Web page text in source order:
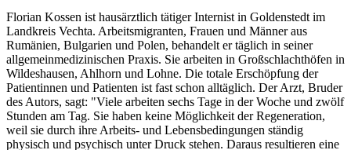
Florian Kossen ist hausärztlich tätiger Internist in Goldenstedt im
Landkreis Vechta. Arbeitsmigranten, Frauen und Männer aus
Rumänien, Bulgarien und Polen, behandelt er täglich in seiner
allgemeinmedizinischen Praxis. Sie arbeiten in Großschlachthöfen in
Wildeshausen, Ahlhorn und Lohne. Die totale Erschöpfung der
Patientinnen und Patienten ist fast schon alltäglich. Der Arzt, Bruder
des Autors, sagt: "Viele arbeiten sechs Tage in der Woche und zwölf
Stunden am Tag. Sie haben keine Möglichkeit der Regeneration,
weil sie durch ihre Arbeits- und Lebensbedingungen ständig
physisch und psychisch unter Druck stehen. Daraus resultieren eine